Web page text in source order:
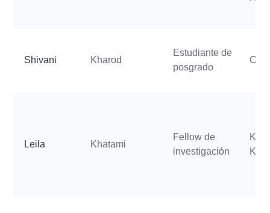
Shivani Kharod
Estudiante de
posgrado
Leila Khatami
Fellow de
investigación